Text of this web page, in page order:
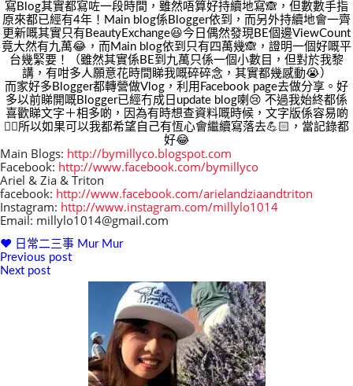
寫Blog其實都寫咗一段時間，雖然唔算好持續地寫🙈，但數數手指
原來都已經有4年！Main blog係Blogger依到，而另外持續地會一齊
更新嘅其實只有BeautyExchange😆今日偶然發現BE個邊ViewCount
竟大然有九萬😂，而Main blog依到只有四萬幾🙈，證明一個好嘅平
台幾緊要！（雖然其實係BE到九萬只係一個小數目，但對於我黎
講，有咁多人願意花時間睇我嘅碎碎念，其實都幾感動😭）
而家好多Blogger都轉營做Vlog，利用Facebook page去做分享。好
多以前睇開嘅Blogger已經冇成日update blog喇😢 不過我始終都係
喜歡睇文字＋相多啲，因為有時想查資料嘅時候，文字版係容易啲
👍🏻所以如果可以我都希望自己有恆心會繼續寫落去💪🏻，當記錄都
好😂
Main Blogs: http://bymillyco.blogspot.com
Facebook: http://www.facebook.com/bymillyco
Ariel & Zia & Triton
facebook: http://www.facebook.com/arielandziaandtriton
Instagram: http://www.instagram.com/millylo1014
Email: millylo1014@gmail.com
♥ 日常二三事 Mur Mur
文
Previous post
Next post